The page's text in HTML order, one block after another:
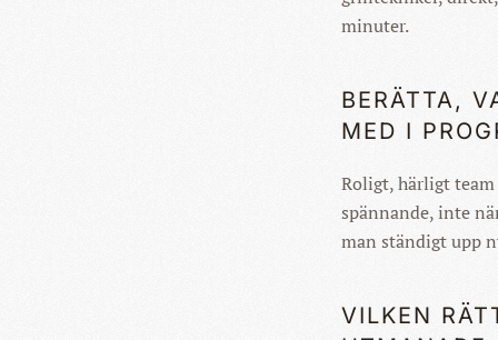
minuter.
BERÄTTA,
MED I
Roligt, härligt
spännande, inte
man ständigt upp
VILKEN